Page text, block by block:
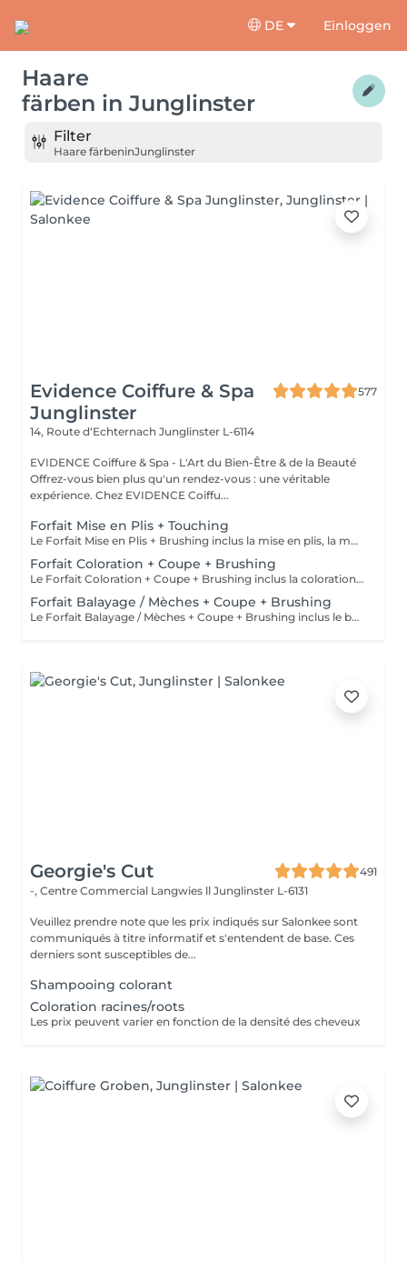
DE Einloggen
Haare
färben in Junglinster
Filter
Haare färbeninJunglinster
Evidence Coiffure & Spa
Junglinster
577
14, Route d‘Echternach Junglinster L-6114
EVIDENCE Coiffure & Spa - L'Art du Bien-Être & de la Beauté
Offrez-vous bien plus qu'un rendez-vous : une véritable
expérience. Chez EVIDENCE Coiffu...
Forfait Mise en Plis + Touching
Le Forfait Mise en Plis + Brushing inclus la mise en plis, la mousse et le shampoing. Le prix pourra varier en fonction de la longueur des cheveux. Pour tout renseignement complémentaire, n'hésitez pas à nous appeler.
Forfait Coloration + Coupe + Brushing
Le Forfait Coloration + Coupe + Brushing inclus la coloration des racines, la coupe, le brushing et le shampoing. Le prix pourra varier en fonction de la longueur des cheveux. Pour tout renseignement complémentaire, n'hésitez pas à nous appeler.
Forfait Balayage / Mèches + Coupe + Brushing
Le Forfait Balayage / Mèches + Coupe + Brushing inclus le balayage, le traitement, la coupe, le brushing, le shampoing et le soin. Le prix pourra varier en fonction de la longueur des cheveux. Pour tout renseignement complémentaire, n'hésitez pas à nous appeler.
Georgie's Cut
491
-, Centre Commercial Langwies ll Junglinster L-6131
Veuillez prendre note que les prix indiqués sur Salonkee sont
communiqués à titre informatif et s'entendent de base. Ces
derniers sont susceptibles de...
Shampooing colorant
Coloration racines/roots
Les prix peuvent varier en fonction de la densité des cheveux